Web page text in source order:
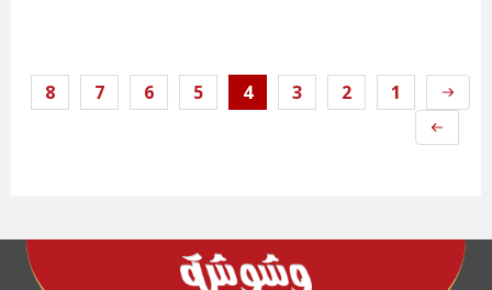
1
2
3
4
5
6
7
8